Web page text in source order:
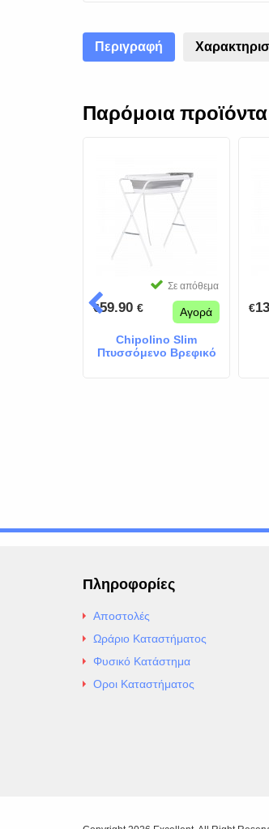
Περιγραφή
Παρόμοια προϊόντα
Σε απόθεμα
€59.90 € Αγορά
Chipolino Slim
Πτυσσόμενο Βρεφικό
€
Πληροφορίες
Αποστολές
Ωράριο Καταστήματος
Φυσικό Κατάστημα
Οροι Καταστήματος